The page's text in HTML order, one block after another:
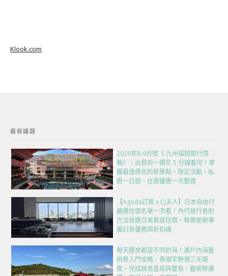
Klook.com
最新議題
2026年8-9月號《 九州福岡旅行情
報》｜出發前一週花 5 分鐘看完！掌
握最值得去的新景點、限定活動、私
房一日遊、住宿優惠一次整理
【Agoda訂房 x CJ夫人】日本自由行
嚴選住宿名單一次看！內行旅行者的
方法挑選日本質感住宿，每周更新專
屬訂房優惠與折扣碼
每天醒來都是不同的海！瀨戶內海藝
術祭入門攻略：夜宿宇野港三天兩
夜，完成跳島直島與豐島、藝術祭護